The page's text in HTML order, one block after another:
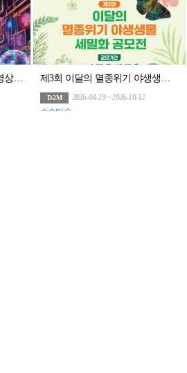
대한민국 가스안전 AI 게임·영상 공모전(~9/3)
D-2M
2026-04-29 ~ 2026-10-12
순수미술